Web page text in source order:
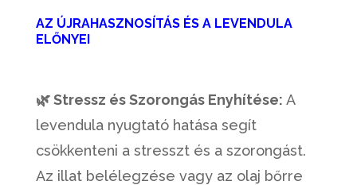
AZ ÚJRAHASZNOSÍTÁS ÉS A LEVENDULA
ELŐNYEI
🌿 Stressz és Szorongás Enyhítése: A
levendula nyugtató hatása segít
csökkenteni a stresszt és a szorongást.
Az illat belélegzése vagy az olaj bőrre